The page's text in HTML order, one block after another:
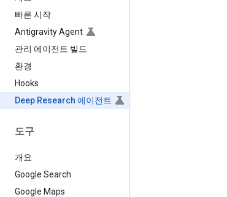
빠른 시작
Antigravity Agent
관리 에이전트 빌드
환경
Hooks
Deep Research 에이전트
도구
개요
Google Search
Google Maps